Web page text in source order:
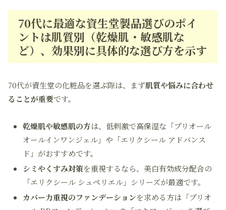
70代に最適な資生堂製品選びのポイ
ントは肌質別（乾燥肌・敏感肌な
ど）、効果別に具体的な選び方を示す
70代が資生堂の化粧品を選ぶ際は、まず肌質や悩みに合わせ
ることが重要です。
乾燥肌や敏感肌の方は、低刺激で高保湿な「プリオール
オールインワンジェル」や「エリクシール アドバンス
ド」がおすすめです。
シミやくすみ対策を重視するなら、美白有効成分配合の
「エリクシール シュペリエル」シリーズが最適です。
カバー力重視のファンデーションを求める方は「プリオ